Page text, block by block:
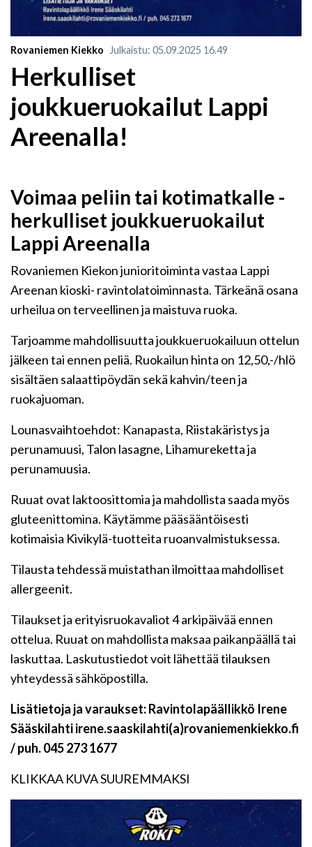
Rovaniemen Kiekko Julkaistu: 05.09.2025 16.49
Herkulliset
joukkueruokailut Lappi
Areenalla!
Voimaa peliin tai kotimatkalle -
herkulliset joukkueruokailut
Lappi Areenalla
Rovaniemen Kiekon junioritoiminta vastaa Lappi
Areenan kioski- ravintolatoiminnasta. Tärkeänä osana
urheilua on terveellinen ja maistuva ruoka.
Tarjoamme mahdollisuutta joukkueruokailuun ottelun
jälkeen tai ennen peliä. Ruokailun hinta on 12,50,-/hlö
sisältäen salaattipöydän sekä kahvin/teen ja
ruokajuoman.
Lounasvaihtoehdot: Kanapasta, Riistakäristys ja
perunamuusi, Talon lasagne, Lihamureketta ja
perunamuusia.
Ruuat ovat laktoosittomia ja mahdollista saada myös
gluteenittomina. Käytämme pääsääntöisesti
kotimaisia Kivikylä-tuotteita ruoanvalmistuksessa.
Tilausta tehdessä muistathan ilmoittaa mahdolliset
allergeenit.
Tilaukset ja erityisruokavaliot 4 arkipäivää ennen
ottelua. Ruuat on mahdollista maksaa paikanpäällä tai
laskuttaa. Laskutustiedot voit lähettää tilauksen
yhteydessä sähköpostilla.
Lisätietoja ja varaukset: Ravintolapäällikkö Irene
Sääskilahti irene.saaskilahti(a)rovaniemenkiekko.fi
/ puh. 045 273 1677
KLIKKAA KUVA SUUREMMAKSI